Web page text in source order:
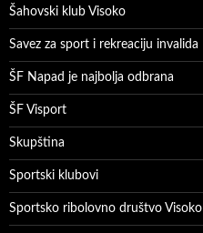
Šahovski klub Visoko
Savez za sport i rekreaciju invalida
ŠF Napad je najbolja odbrana
ŠF Visport
Skupština
Sportski klubovi
Sportsko ribolovno društvo Visoko